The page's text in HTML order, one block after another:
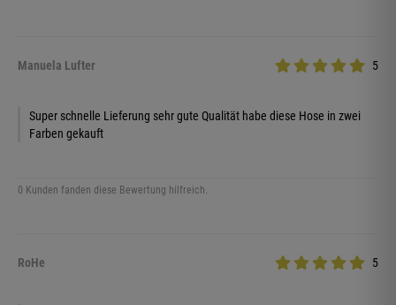
Manuela Lufter 5
Super schnelle Lieferung sehr gute Qualität habe diese Hose in zwei
Farben gekauft
0 Kunden fanden diese Bewertung hilfreich.
RoHe 5